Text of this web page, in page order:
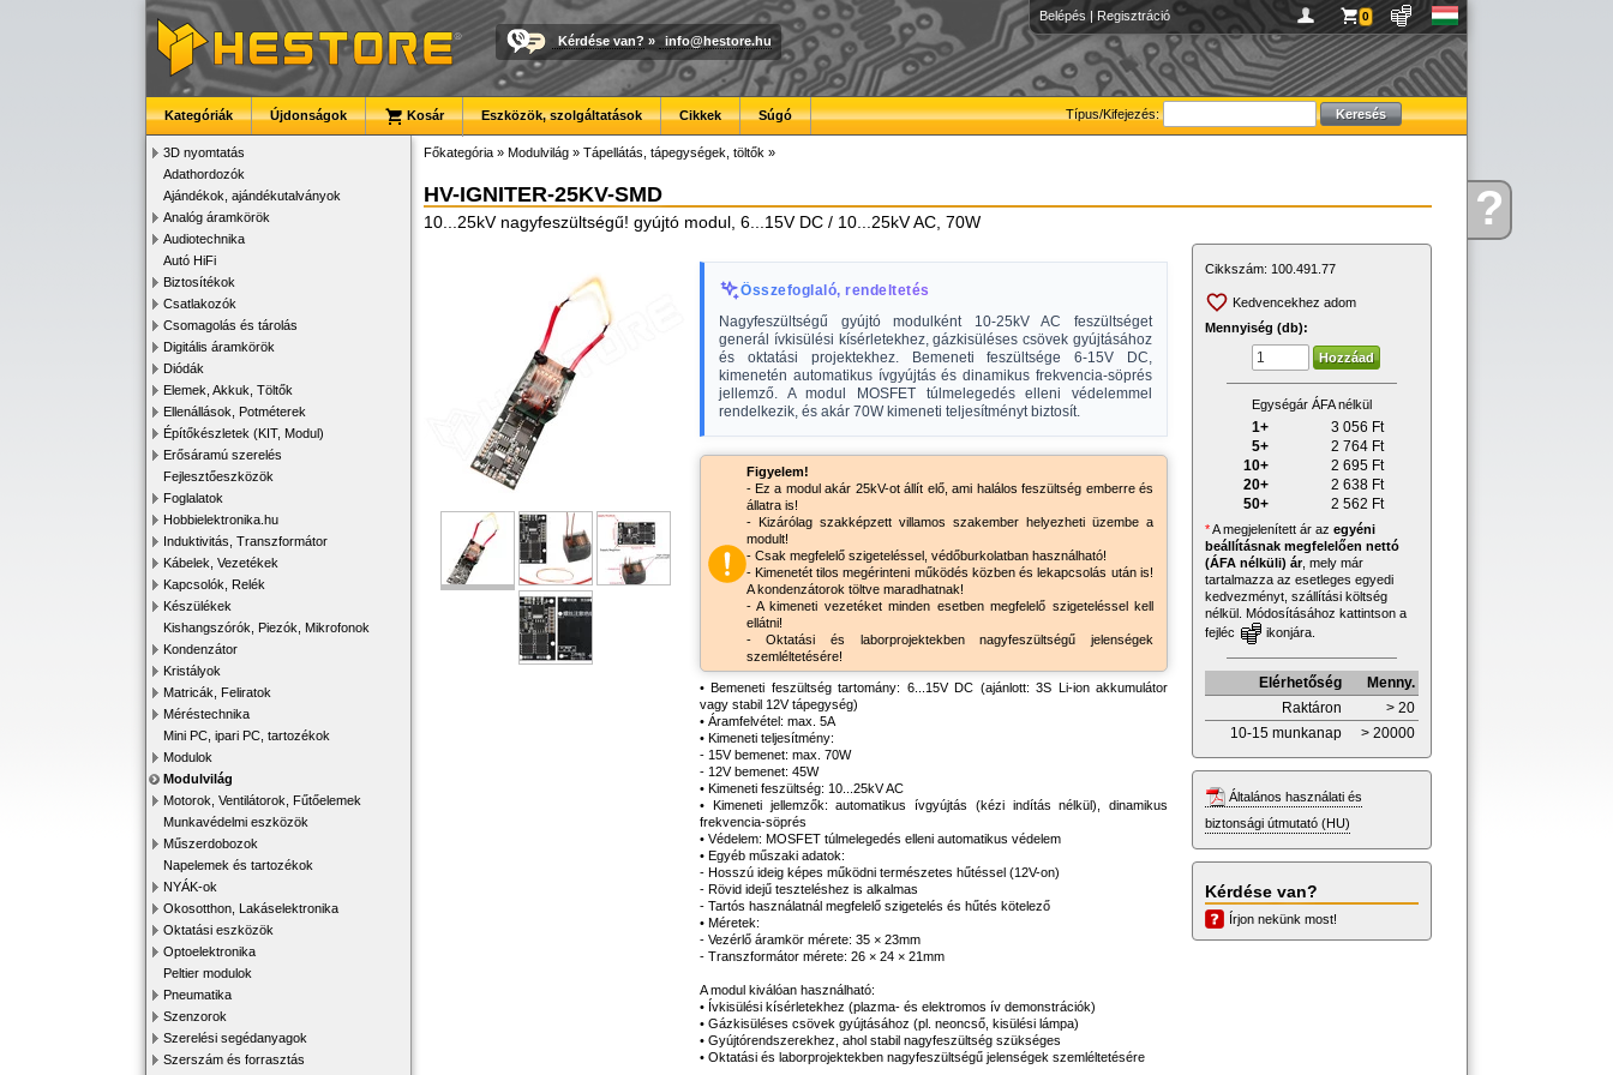
Kérdése?
Belépés | Regisztráció 0
Kérdése van? » info@hestore.hu
Típus/Kifejezés:
Kategóriák Újdonságok Kosár Eszközök, szolgáltatások Cikkek Súgó
3D nyomtatás
Adathordozók
Ajándékok, ajándékutalványok
Analóg áramkörök
Audiotechnika
Autó HiFi
Biztosítékok
Csatlakozók
Csomagolás és tárolás
Digitális áramkörök
Diódák
Elemek, Akkuk, Töltők
Ellenállások, Potméterek
Építőkészletek (KIT, Modul)
Erősáramú szerelés
Fejlesztőeszközök
Foglalatok
Hobbielektronika.hu
Induktivitás, Transzformátor
Kábelek, Vezetékek
Kapcsolók, Relék
Készülékek
Kishangszórók, Piezók, Mikrofonok
Kondenzátor
Kristályok
Matricák, Feliratok
Méréstechnika
Mini PC, ipari PC, tartozékok
Modulok
Modulvilág
Motorok, Ventilátorok, Fűtőelemek
Munkavédelmi eszközök
Műszerdobozok
Napelemek és tartozékok
NYÁK-ok
Okosotthon, Lakáselektronika
Oktatási eszközök
Optoelektronika
Peltier modulok
Pneumatika
Szenzorok
Szerelési segédanyagok
Szerszám és forrasztás
Főkategória » Modulvilág » Tápellátás, tápegységek, töltők »
HV-IGNITER-25KV-SMD
10...25kV nagyfeszültségű! gyújtó modul, 6...15V DC / 10...25kV AC, 70W
Összefoglaló, rendeltetés
Nagyfeszültségű gyújtó modulként 10-25kV AC feszültséget
generál ívkisülési kísérletekhez, gázkisüléses csövek gyújtásához
és oktatási projektekhez. Bemeneti feszültsége 6-15V DC,
kimenetén automatikus ívgyújtás és dinamikus frekvencia-söprés
jellemző. A modul MOSFET túlmelegedés elleni védelemmel
rendelkezik, és akár 70W kimeneti teljesítményt biztosít.
Figyelem!
- Ez a modul akár 25kV-ot állít elő, ami halálos feszültség emberre és
állatra is!
- Kizárólag szakképzett villamos szakember helyezheti üzembe a
modult!
- Csak megfelelő szigeteléssel, védőburkolatban használható!
- Kimenetét tilos megérinteni működés közben és lekapcsolás után is!
A kondenzátorok töltve maradhatnak!
- A kimeneti vezetéket minden esetben megfelelő szigeteléssel kell
ellátni!
- Oktatási és laborprojektekben nagyfeszültségű jelenségek
szemléltetésére!
• Bemeneti feszültség tartomány: 6...15V DC (ajánlott: 3S Li-ion akkumulátor
vagy stabil 12V tápegység)
• Áramfelvétel: max. 5A
• Kimeneti teljesítmény:
- 15V bemenet: max. 70W
- 12V bemenet: 45W
• Kimeneti feszültség: 10...25kV AC
• Kimeneti jellemzők: automatikus ívgyújtás (kézi indítás nélkül), dinamikus
frekvencia-söprés
• Védelem: MOSFET túlmelegedés elleni automatikus védelem
• Egyéb műszaki adatok:
- Hosszú ideig képes működni természetes hűtéssel (12V-on)
- Rövid idejű teszteléshez is alkalmas
- Tartós használatnál megfelelő szigetelés és hűtés kötelező
• Méretek:
- Vezérlő áramkör mérete: 35 × 23mm
- Transzformátor mérete: 26 × 24 × 21mm
A modul kiválóan használható:
• Ívkisülési kísérletekhez (plazma- és elektromos ív demonstrációk)
• Gázkisüléses csövek gyújtásához (pl. neoncső, kisülési lámpa)
• Gyújtórendszerekhez, ahol stabil nagyfeszültség szükséges
• Oktatási és laborprojektekben nagyfeszültségű jelenségek szemléltetésére
Cikkszám: 100.491.77
Kedvencekhez adom
Mennyiség (db):
Egységár ÁFA nélkül
1+ 3 056 Ft
5+
2 764 Ft
10+
2 695 Ft
20+
2 638 Ft
50+
2 562 Ft
*A megjelenített ár az egyéni
beállításnak megfelelően nettó
(ÁFA nélküli) ár, mely már
tartalmazza az esetleges egyedi
kedvezményt, szállítási költség
nélkül. Módosításához kattintson a
fejléc
ikonjára.
Elérhetőség
Menny.
Raktáron
> 20
10-15 munkanap
> 20000
Általános használati és
biztonsági útmutató (HU)
Kérdése van?
Írjon nekünk most!